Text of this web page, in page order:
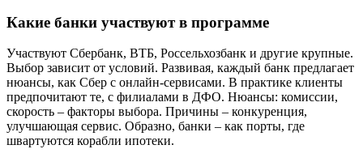
Какие банки участвуют в программе
Участвуют Сбербанк, ВТБ, Россельхозбанк и другие крупные.
Выбор зависит от условий. Развивая, каждый банк предлагает
нюансы, как Сбер с онлайн-сервисами. В практике клиенты
предпочитают те, с филиалами в ДФО. Нюансы: комиссии,
скорость – факторы выбора. Причины – конкуренция,
улучшающая сервис. Образно, банки – как порты, где
швартуются корабли ипотеки.